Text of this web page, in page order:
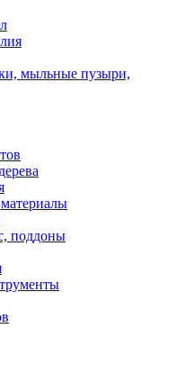
мыльные пузыри,
поддоны